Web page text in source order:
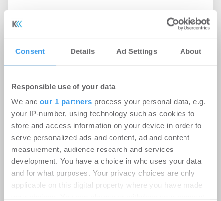
Consent Details Ad Settings About
Responsible use of your data
We and our 1 partners process your personal data, e.g.
your IP-number, using technology such as cookies to
store and access information on your device in order to
serve personalized ads and content, ad and content
measurement, audience research and services
development. You have a choice in who uses your data
and for what purposes. Your privacy choices are only
applicable on this digital property where you have made
Robert C. Spies Industrial Real
Estate vermittelt knapp 7.000 m² im
„Prologis Park Hannover Airport